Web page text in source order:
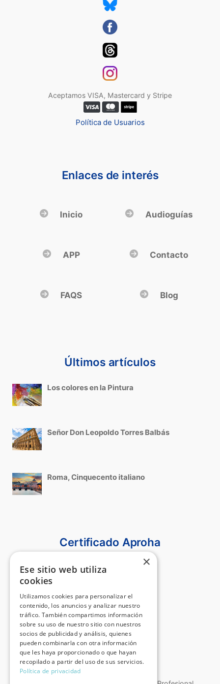
Aceptamos VISA, Mastercard y Stripe
Política de Usuarios
Enlaces de interés
Inicio Audioguías
APP Contacto
FAQS Blog
Últimos artículos
Los colores en la Pintura
Señor Don Leopoldo Torres Balbás
Roma, Cinquecento italiano
Certificado Aproha
×
Ese sitio web utiliza
cookies
Utilizamos cookies para personalizar el
contenido, los anuncios y analizar nuestro
tráfico. También compartimos información
sobre su uso de nuestro sitio con nuestros
socios de publicidad y análisis, quienes
pueden combinarla con otra información
que les haya proporcionado o que hayan
recopilado a partir del uso de sus servicios.
Política de privacidad